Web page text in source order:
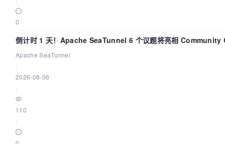
0
倒计时 1 天！Apache SeaTunnel 6 个议题将亮相 Community
Code Asia 2026
Apache SeaTunnel
2026-08-06
110